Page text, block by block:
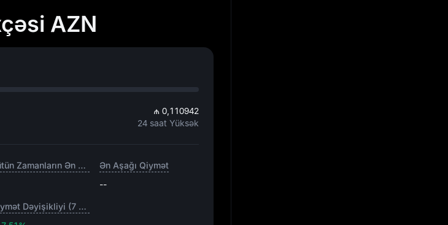
AZN
₼ 0,110942
24 saat Yüksək
Bütün Zamanların Ən Yüksəyi
Ən Aşağı Qiymət
--
Qiymət Dəyişikliyi (7 gün)